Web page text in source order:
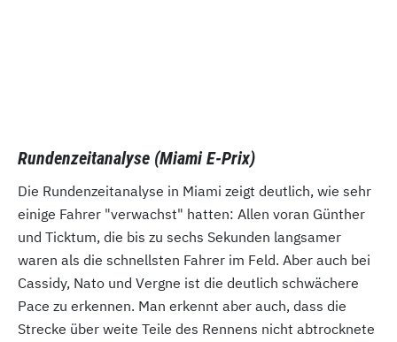
Rundenzeitanalyse (Miami E-Prix)
Die Rundenzeitanalyse in Miami zeigt deutlich, wie sehr
einige Fahrer "verwachst" hatten: Allen voran Günther
und Ticktum, die bis zu sechs Sekunden langsamer
waren als die schnellsten Fahrer im Feld. Aber auch bei
Cassidy, Nato und Vergne ist die deutlich schwächere
Pace zu erkennen. Man erkennt aber auch, dass die
Strecke über weite Teile des Rennens nicht abtrocknete